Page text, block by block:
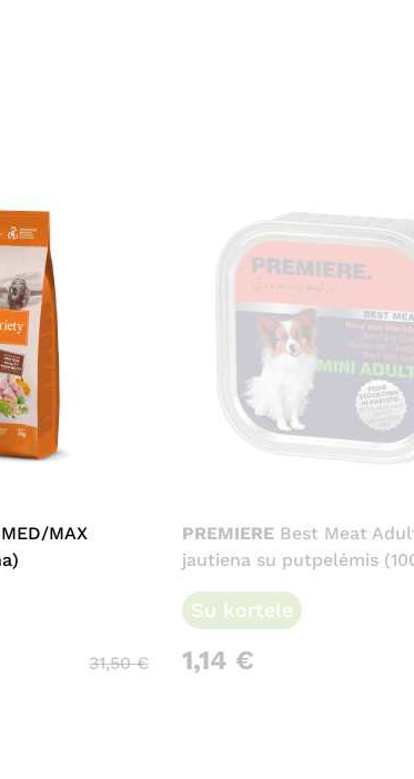
MAX
31,50€
PREMIERE Best Meat
jautiena su putpelėmis
Su kortele
1,14 €